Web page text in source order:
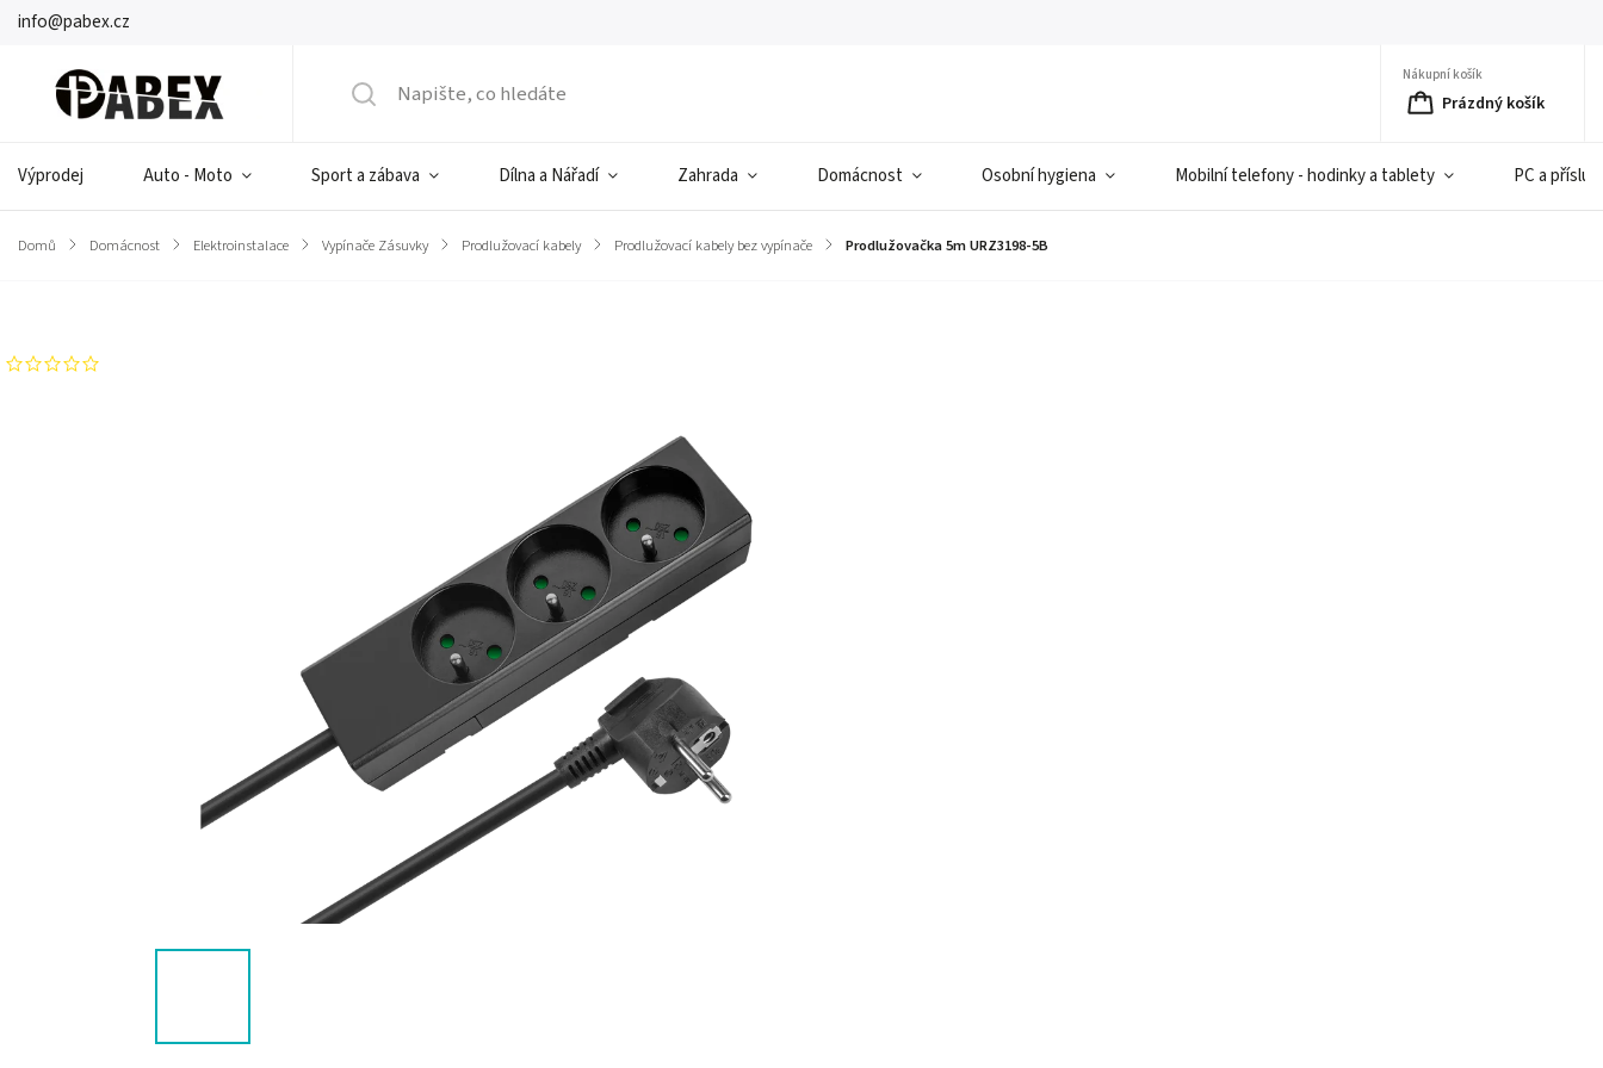
info@pabex.cz
Nákupní košík
Prázdný košík
Výprodej Auto - Moto Sport a zábava Dílna a Nářadí Zahrada Domácnost Osobní hygiena Mobilní telefony - hodinky a tablety PC a
Domů / Domácnost / Elektroinstalace / Vypínače Zásuvky / Prodlužovací kabely / Prodlužovací kabely bez vypínače / Prodlužovačka 5m URZ3198-5B